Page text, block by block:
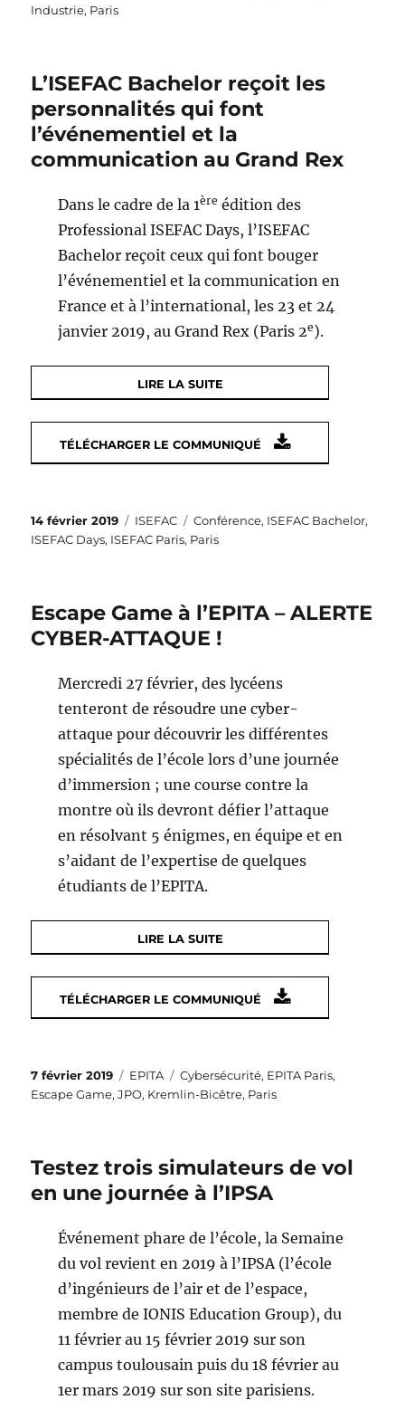
le
Industrie, Paris
L’ISEFAC Bachelor reçoit les
personnalités qui font
l’événementiel et la
communication au Grand Rex
Dans le cadre de la 1ère édition des
Professional ISEFAC Days, l’ISEFAC
Bachelor reçoit ceux qui font bouger
l’événementiel et la communication en
France et à l’international, les 23 et 24
janvier 2019, au Grand Rex (Paris 2e).
LIRE LA SUITE
TÉLÉCHARGER LE COMMUNIQUÉ
Publié
le
14 février 2019 Catégories
ISEFAC Étiquettes
Conférence, ISEFAC Bachelor,
ISEFAC Days, ISEFAC Paris, Paris
Escape Game à l’EPITA – ALERTE
CYBER-ATTAQUE !
Mercredi 27 février, des lycéens
tenteront de résoudre une cyber-
attaque pour découvrir les différentes
spécialités de l’école lors d’une journée
d’immersion ; une course contre la
montre où ils devront défier l’attaque
en résolvant 5 énigmes, en équipe et en
s’aidant de l’expertise de quelques
étudiants de l’EPITA.
LIRE LA SUITE
TÉLÉCHARGER LE COMMUNIQUÉ
Publié
le
7 février 2019 Catégories
EPITA Étiquettes
Cybersécurité, EPITA Paris,
Escape Game,JPO, Kremlin-Bicêtre, Paris
Testez trois simulateurs de vol
en une journée à l’IPSA
Événement phare de l’école, la Semaine
du vol revient en 2019 à l’IPSA (l’école
d’ingénieurs de l’air et de l’espace,
membre de IONIS Education Group), du
11 février au 15 février 2019 sur son
campus toulousain puis du 18 février au
1er mars 2019 sur son site parisiens.